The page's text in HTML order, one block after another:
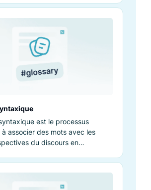
est le processus
associer des mots avec les
du discours en